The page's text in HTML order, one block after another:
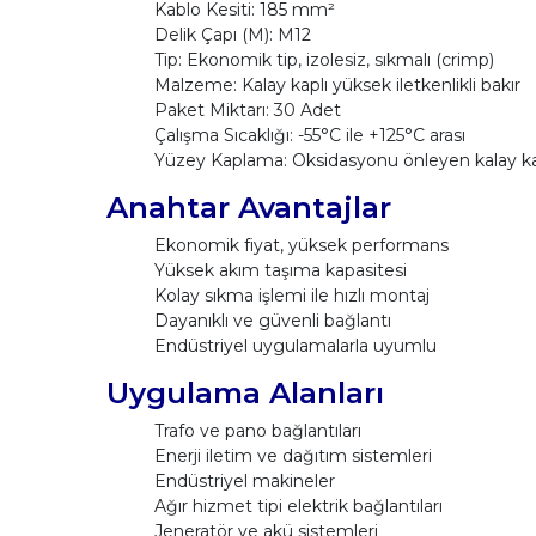
Kablo Kesiti: 185 mm²
Delik Çapı (M): M12
Tip: Ekonomik tip, izolesiz, sıkmalı (crimp)
Malzeme: Kalay kaplı yüksek iletkenlikli bakır
Paket Miktarı: 30 Adet
Çalışma Sıcaklığı: -55°C ile +125°C arası
Yüzey Kaplama: Oksidasyonu önleyen kalay
Anahtar Avantajlar
Ekonomik fiyat, yüksek performans
Yüksek akım taşıma kapasitesi
Kolay sıkma işlemi ile hızlı montaj
Dayanıklı ve güvenli bağlantı
Endüstriyel uygulamalarla uyumlu
Uygulama Alanları
Trafo ve pano bağlantıları
Enerji iletim ve dağıtım sistemleri
Endüstriyel makineler
Ağır hizmet tipi elektrik bağlantıları
Jeneratör ve akü sistemleri